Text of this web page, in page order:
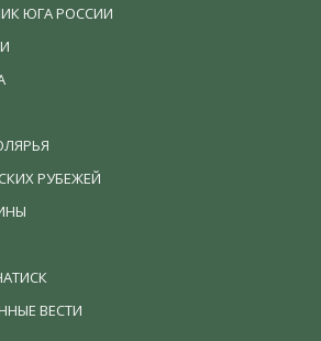
ЮГА РОССИИ
РУБЕЖЕЙ
ВЕСТИ